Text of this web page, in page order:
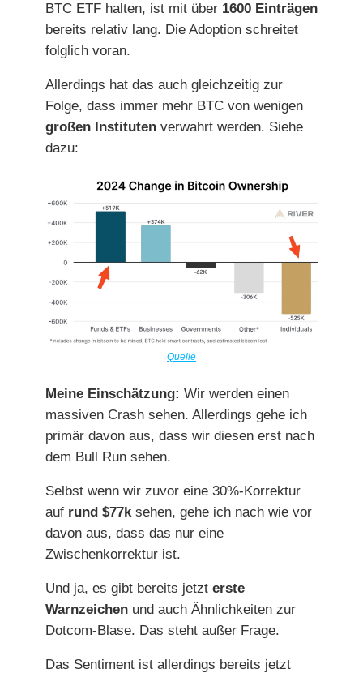
BTC ETF halten, ist mit über 1600 Einträgen
bereits relativ lang. Die Adoption schreitet
folglich voran.
Allerdings hat das auch gleichzeitig zur
Folge, dass immer mehr BTC von wenigen
großen Instituten verwahrt werden. Siehe
dazu:
Quelle
Meine Einschätzung: Wir werden einen
massiven Crash sehen. Allerdings gehe ich
primär davon aus, dass wir diesen erst nach
dem Bull Run sehen.
Selbst wenn wir zuvor eine 30%-Korrektur
auf rund $77k sehen, gehe ich nach wie vor
davon aus, dass das nur eine
Zwischenkorrektur ist.
Und ja, es gibt bereits jetzt erste
Warnzeichen und auch Ähnlichkeiten zur
Dotcom-Blase. Das steht außer Frage.
Das Sentiment ist allerdings bereits jetzt